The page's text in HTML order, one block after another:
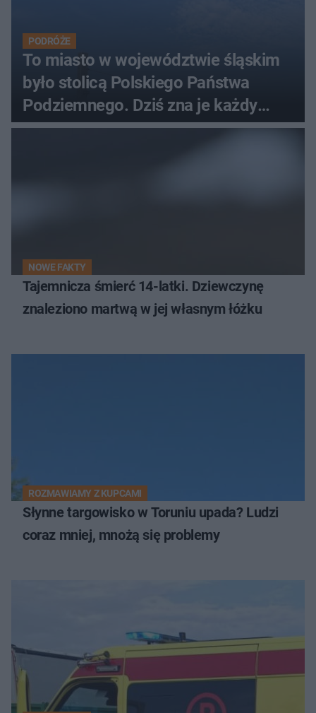
PODRÓŻE
To miasto w województwie śląskim
było stolicą Polskiego Państwa
Podziemnego. Dziś zna je każdy
pielgrzym
NOWE FAKTY
Tajemnicza śmierć 14-latki. Dziewczynę
znaleziono martwą w jej własnym łóżku
ROZMAWIAMY Z KUPCAMI
Słynne targowisko w Toruniu upada? Ludzi
coraz mniej, mnożą się problemy